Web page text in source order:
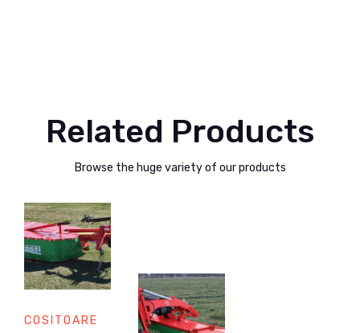
Related Products
Browse the huge variety of our products
COSITOARE